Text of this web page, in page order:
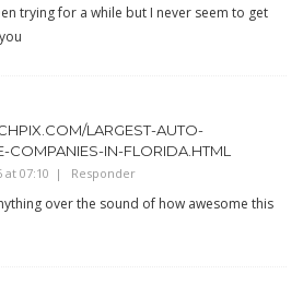
trying for a while but I never seem to get
LARGEST-AUTO-
COMPANIES-IN-FLORIDA.HTML
at 07:10 Responder
over the sound of how awesome this